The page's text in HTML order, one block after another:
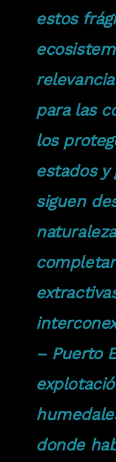
estos
para las
los
estados y
siguen
– Puerto
donde